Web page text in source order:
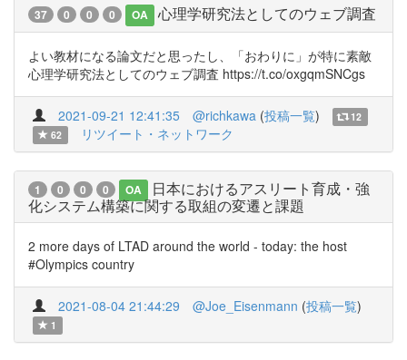
37 0 0 0 OA 心理学研究法としてのウェブ調査
よい教材になる論文だと思ったし、「おわりに」が特に素敵
心理学研究法としてのウェブ調査 https://t.co/oxgqmSNCgs
2021-09-21 12:41:35 @richkawa (投稿一覧)
12
62
リツイート・ネットワーク
1 0 0 0 OA
日本におけるアスリート育成・強
化システム構築に関する取組の変遷と課題
2 more days of LTAD around the world - today: the host
#Olympics country
2021-08-04 21:44:29 @Joe_Eisenmann (投稿一覧)
1